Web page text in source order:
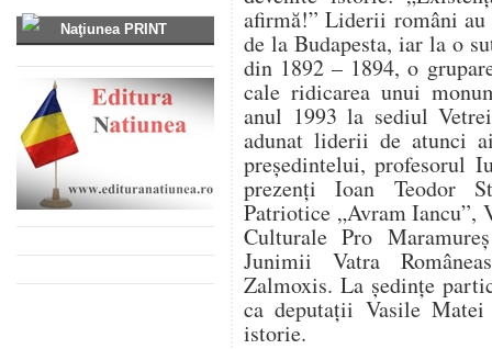
Naţiunea PRINT
afirmă!” Liderii români
de la Budapesta, iar la o
din 1892 – 1894, o
cale ridicarea unui
anul 1993 la sediul
adunat liderii de atunci
președintelui, profesorul
prezenți Ioan Teodor
Patriotice „Avram Iancu”,
Culturale Pro
Junimii Vatra
Zalmoxis. La ședințe
ca deputații Vasile
istorie.